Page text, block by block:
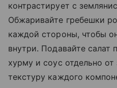
контрастирует с
Обжаривайте гребешки
каждой стороны, чтобы
внутри. Подавайте салат
хурму и соус отдельно
текстуру каждого